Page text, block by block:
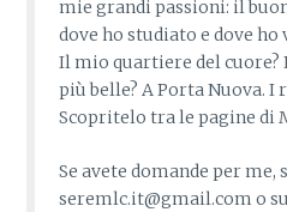
mie grandi passioni: il
dove ho studiato e dove
Il mio quartiere del cuore?
più belle? A Porta Nuova.
Scopritelo tra le pagine di
Se avete domande per me,
seremlc.it@gmail.com o